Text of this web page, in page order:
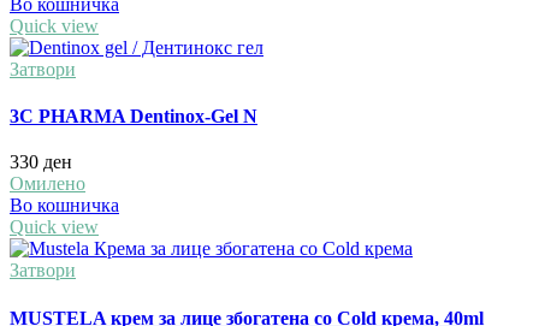
Quick view
Затвори
3C PHARMA Dentinox-Gel N
330 ден
Омилено
Во кошничка
Quick view
Затвори
MUSTELA крем за лице збогатена со Cold крема, 40ml